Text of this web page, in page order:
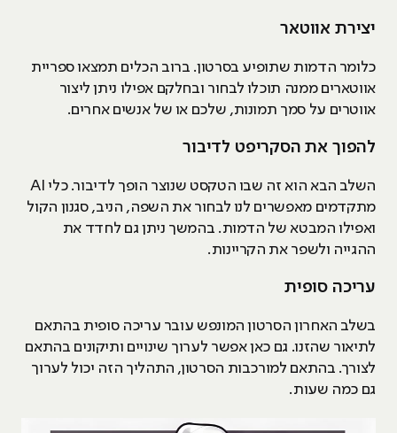
יצירת אווטאר
כלומר הדמות שתופיע בסרטון. ברוב הכלים תמצאו ספריית
אווטארים ממנה תוכלו לבחור ובחלקם אפילו ניתן ליצור
אווטרים על סמך תמונות, שלכם או של אנשים אחרים.
להפוך את הסקריפט לדיבור
השלב הבא הוא זה שבו הטקסט שנוצר הופך לדיבור. כלי AI
מתקדמים מאפשרים לנו לבחור את השפה, הניב, סגנון הקול
ואפילו המבטא של הדמות. בהמשך ניתן גם לחדד את
ההגייה ולשפר את הקריינות.
עריכה סופית
בשלב האחרון הסרטון המונפש עובר עריכה סופית בהתאם
לתיאור שהזנו. גם כאן אפשר לערוך שינויים ותיקונים בהתאם
לצורך. בהתאם למורכבות הסרטון, התהליך הזה יכול לערוך
גם כמה שעות.